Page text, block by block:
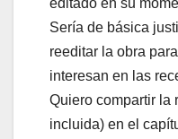
Sería de básica
reeditar la obra
interesan en las
Quiero compartir la
incluida) en el